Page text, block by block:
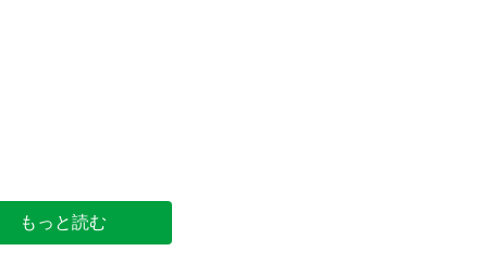
もっと読む